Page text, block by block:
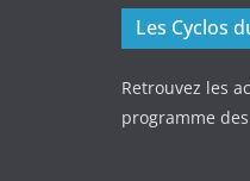
Les Cyclos
Retrouvez les
programme